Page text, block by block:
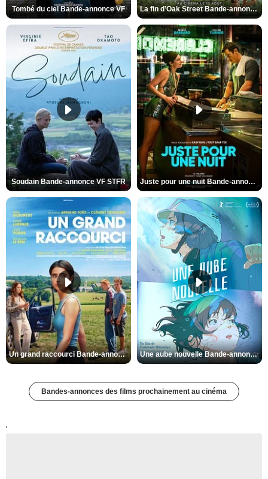
Tombé du ciel Bande-annonce VF La fin d’Oak Street Bande-annonce VO STFR
Soudain Bande-annonce VF STFR Juste pour une nuit Bande-annonce VO STFR
Un grand raccourci Bande-annonce VF Une aube nouvelle Bande-annonce VO STFR
Bandes-annonces des films prochainement au cinéma
'